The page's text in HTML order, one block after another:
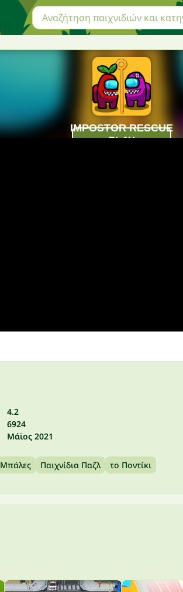
4.2
6924
Μάϊος 2021
Μπάλες Παιχνίδια Παζλ το Ποντίκι